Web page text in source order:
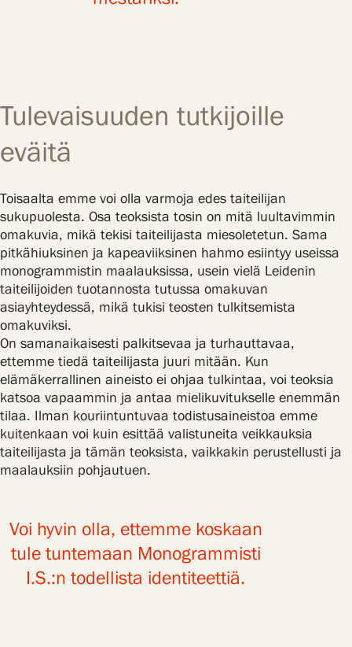
Tulevaisuuden tutkijoille
eväitä
Toisaalta emme voi olla varmoja edes taiteilijan
sukupuolesta. Osa teoksista tosin on mitä luultavimmin
omakuvia, mikä tekisi taiteilijasta miesoletetun. Sama
pitkähiuksinen ja kapeaviiksinen hahmo esiintyy useissa
monogrammistin maalauksissa, usein vielä Leidenin
taiteilijoiden tuotannosta tutussa omakuvan
asiayhteydessä, mikä tukisi teosten tulkitsemista
omakuviksi.
On samanaikaisesti palkitsevaa ja turhauttavaa,
ettemme tiedä taiteilijasta juuri mitään. Kun
elämäkerrallinen aineisto ei ohjaa tulkintaa, voi teoksia
katsoa vapaammin ja antaa mielikuvitukselle enemmän
tilaa. Ilman kouriintuntuvaa todistusaineistoa emme
kuitenkaan voi kuin esittää valistuneita veikkauksia
taiteilijasta ja tämän teoksista, vaikkakin perustellusti ja
maalauksiin pohjautuen.
Voi hyvin olla, ettemme koskaan
tule tuntemaan Monogrammisti
I.S.:n todellista identiteettiä.